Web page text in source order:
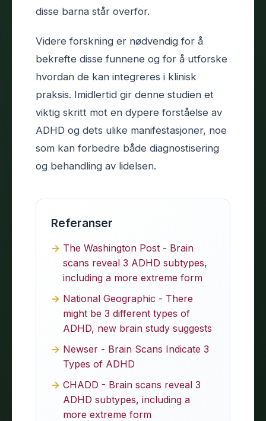
disse barna står overfor.
Videre forskning er nødvendig for å
bekrefte disse funnene og for å utforske
hvordan de kan integreres i klinisk
praksis. Imidlertid gir denne studien et
viktig skritt mot en dypere forståelse av
ADHD og dets ulike manifestasjoner, noe
som kan forbedre både diagnostisering
og behandling av lidelsen.
Referanser
The Washington Post - Brain
scans reveal 3 ADHD subtypes,
including a more extreme form
National Geographic - There
might be 3 different types of
ADHD, new brain study suggests
Newser - Brain Scans Indicate 3
Types of ADHD
CHADD - Brain scans reveal 3
ADHD subtypes, including a
more extreme form